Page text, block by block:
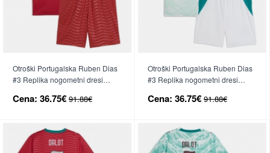
Otroški Portugalska Ruben Dias
#3 Replika nogometni dresi
Rokav (+ hlače)
Cena: 36.75€ 91.88€
Otroški Portugalska Ruben Dias
#3 Replika nogometni dresi
Kratek Rokav (+ hlače)
Cena: 36.75€ 91.88€